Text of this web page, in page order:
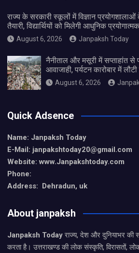
राज्य के सरकारी स्कूलों में विज्ञान
तैयारी, विद्यार्थियों को मिलेगी आधुनिक प्रयोगात्मक
August 6, 2026 Janpaksh Today
नैनीताल और मसूरी में सप्ताहांत से
आवाजाही, पर्यटन कारोबार में
August 6, 2026
Quick Adsence
Name: Janpaksh Today
E-Mail: janpakshtoday20@gmail.com
Website: www.Janpakshtoday.com
Phone:
Address: Dehradun, uk
About janpaksh
Janpaksh Todayराज्य, देश और दुनियाभर की
करता है। उत्तराखण्ड की लोक संस्कृति, विरासतों,